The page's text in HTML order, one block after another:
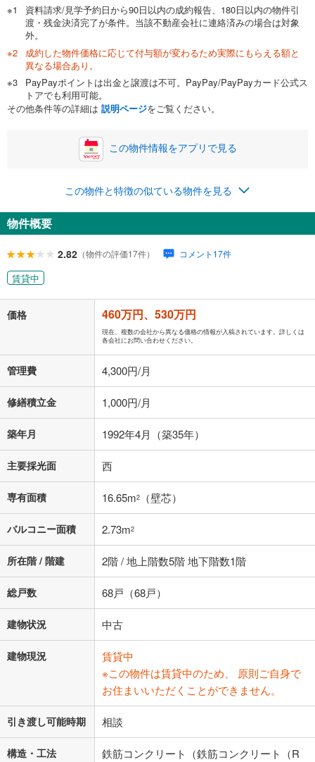
資料請求/見学予約日から90日以内の成約報告、180日以内の物件引
渡・残金決済完了が条件。当該不動産会社に連絡済みの場合は対象
外。
成約した物件価格に応じて付与額が変わるため実際にもらえる額と
異なる場合あり。
PayPayポイントは出金と譲渡は不可。PayPay/PayPayカード公式ス
トアでも利用可能。
その他条件等の詳細は 説明ページをご覧ください。
この物件情報をアプリで見る
この物件と特徴の似ている物件を見る
物件概要
2.82 （物件の評価17件） コメント17件
賃貸中
価格 460万円、530万円
現在、複数の会社から異なる価格の情報が入稿されています。詳しくは
各会社にお問い合わせください。
管理費 4,300円/月
修繕積立金 1,000円/月
築年月 1992年4月（築35年）
主要採光面 西
専有面積 16.65m2 （壁芯）
バルコニー面積 2.73m2
所在階 / 階建 2階 / 地上階数5階 地下階数1階
総戸数 68戸（68戸）
建物状況 中古
建物現況
賃貸中
※この物件は賃貸中のため、 原則ご自身で
お住まいいただくことができません。
引き渡し可能時期 相談
構造・工法
鉄筋コンクリート（鉄筋コンクリート（R